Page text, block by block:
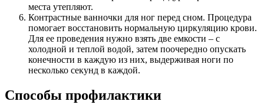
места утепляют.
Контрастные ванночки для ног перед сном. Процедура
помогает восстановить нормальную циркуляцию крови.
Для ее проведения нужно взять две емкости – с
холодной и теплой водой, затем поочередно опускать
конечности в каждую из них, выдерживая ноги по
несколько секунд в каждой.
Способы профилактики